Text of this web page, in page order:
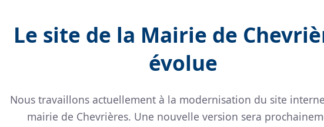
Le site de la Mairie de
évolue
Nous travaillons actuellement à la modernisation du site
mairie de Chevrières. Une nouvelle version sera